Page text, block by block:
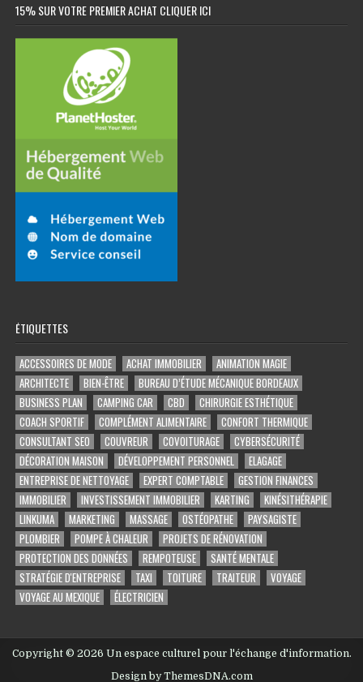
15% SUR VOTRE PREMIER ACHAT CLIQUER ICI
ÉTIQUETTES
ACCESSOIRES DE MODE ACHAT IMMOBILIER
ANIMATION MAGIE
ARCHITECTE
BIEN-ÊTRE
BUREAU D’ÉTUDE MÉCANIQUE BORDEAUX
BUSINESS PLAN
CAMPING CAR CBD
CHIRURGIE ESTHÉTIQUE
COACH SPORTIF
COMPLÉMENT ALIMENTAIRE
CONFORT THERMIQUE
CONSULTANT SEO
COUVREUR COVOITURAGE
CYBERSÉCURITÉ
DÉCORATION MAISON
DÉVELOPPEMENT PERSONNEL
ELAGAGE
ENTREPRISE DE NETTOYAGE
EXPERT COMPTABLE
GESTION FINANCES
IMMOBILIER
INVESTISSEMENT IMMOBILIER KARTING
KINÉSITHÉRAPIE
LINKUMA
MARKETING MASSAGE OSTÉOPATHE
PAYSAGISTE
PLOMBIER
POMPE À CHALEUR
PROJETS DE RÉNOVATION
PROTECTION DES DONNÉES
REMPOTEUSE
SANTÉ MENTALE
STRATÉGIE D'ENTREPRISE
TAXI TOITURE TRAITEUR
VOYAGE
VOYAGE AU MEXIQUE
ÉLECTRICIEN
Copyright © 2026 Un espace culturel pour l'échange d'information.
Design by ThemesDNA.com